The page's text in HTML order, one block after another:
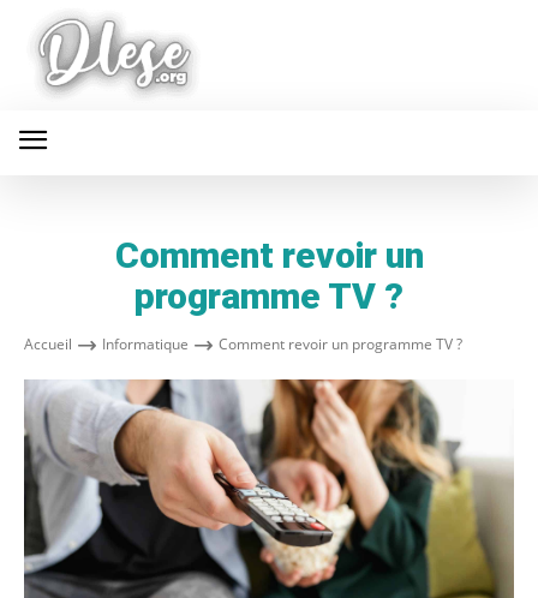
Comment revoir un
programme TV ?
Accueil Informatique Comment revoir un programme TV ?